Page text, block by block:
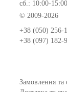
сб.: 10:00-15:00
© 2009-2026
+38 (050) 256-
+38 (097) 182-
Замовлення та